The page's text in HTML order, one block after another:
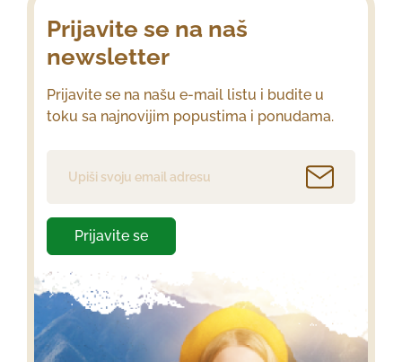
Prijavite se na naš
newsletter
Prijavite se na našu e-mail listu i budite u
toku sa najnovijim popustima i ponudama.
Prijavite se